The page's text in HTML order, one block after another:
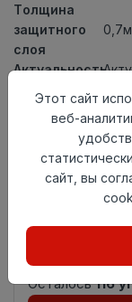
Толщина
защитного
слоя
Актуальность
Теплый пол
На
4-х
Страна
Осталось116
Этот сайт
веб-
сайт, вы